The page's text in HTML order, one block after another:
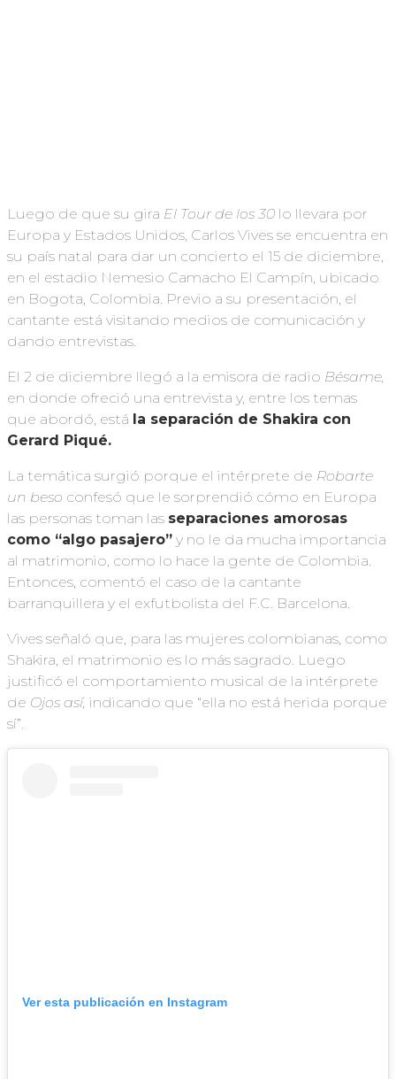
Luego de que su gira El Tour de los 30 lo llevara por
Europa y Estados Unidos, Carlos Vives se encuentra en
su país natal para dar un concierto el 15 de diciembre,
en el estadio Nemesio Camacho El Campín, ubicado
en Bogota, Colombia. Previo a su presentación, el
cantante está visitando medios de comunicación y
dando entrevistas.
El 2 de diciembre llegó a la emisora de radio Bésame,
en donde ofreció una entrevista y, entre los temas
que abordó, está la separación de Shakira con
Gerard Piqué.
La temática surgió porque el intérprete de Robarte
un beso confesó que le sorprendió cómo en Europa
las personas toman las separaciones amorosas
como “algo pasajero” y no le da mucha importancia
al matrimonio, como lo hace la gente de Colombia.
Entonces, comentó el caso de la cantante
barranquillera y el exfutbolista del F.C. Barcelona.
Vives señaló que, para las mujeres colombianas, como
Shakira, el matrimonio es lo más sagrado. Luego
justificó el comportamiento musical de la intérprete
de Ojos así, indicando que “ella no está herida porque
sí”.
Ver esta publicación en Instagram